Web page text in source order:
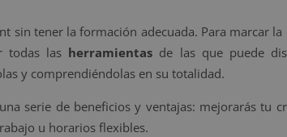
sin tener la formación adecuada. Para marcar la
todas las herramientas de las que puede
y comprendiéndolas en su totalidad.
serie de beneficios y ventajas: mejorarás tu
u horarios flexibles.